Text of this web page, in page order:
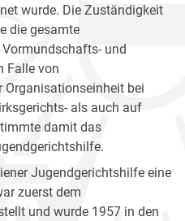
wurde. Die Zuständigkeit
die gesamte
und
Falle von
Organisationseinheit bei
als auch auf
damit das
Jugendgerichtshilfe eine
zuerst dem
und wurde 1957 in den